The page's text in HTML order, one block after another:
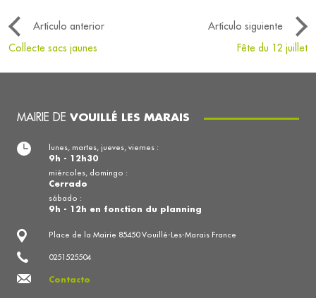
Artículo anterior
Artículo siguiente
Collecte sacs jaunes
Fête du 12 juillet
MAIRIE DE VOUILLÉ LES MARAIS
Place de la Mairie 85450 Vouillé-Les-Marais France
0251525504
Contacto
lunes, martes, jueves, viernes :
9h - 12h30
miércoles, domingo :
Cerrado
sábado :
9h - 12h en fonction du planning